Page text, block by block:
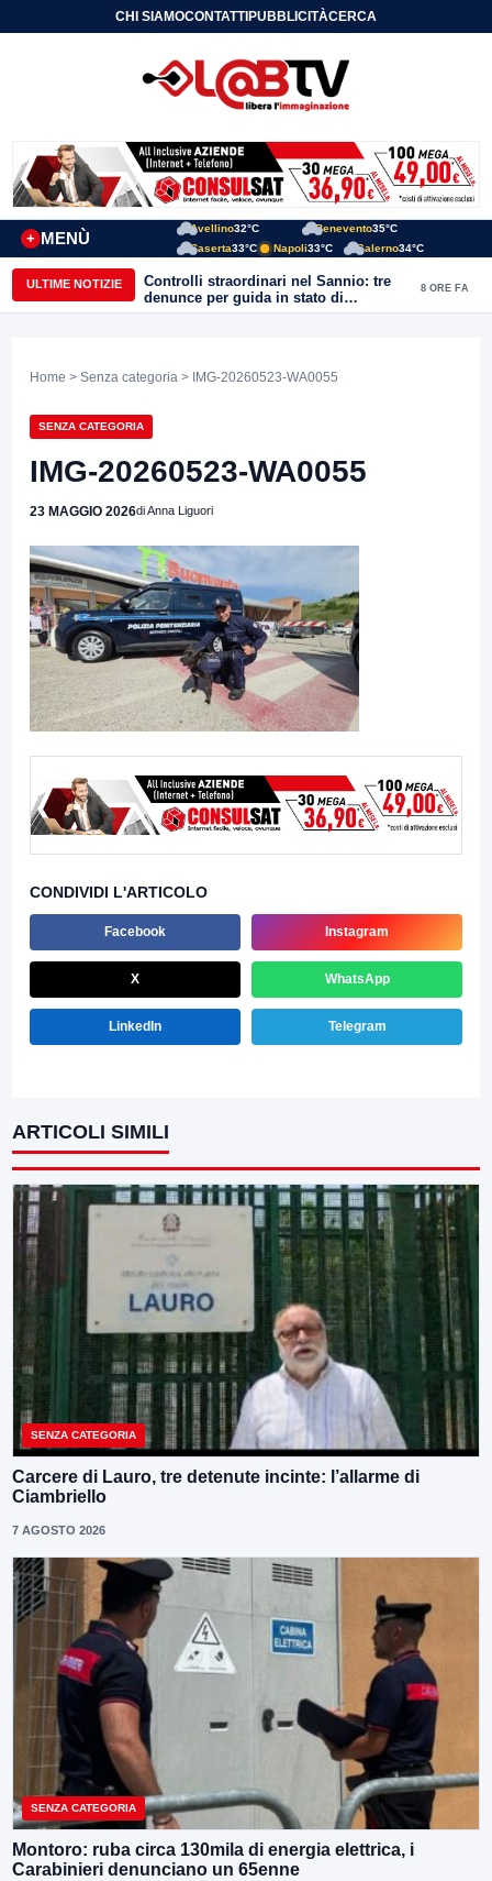
CHI SIAMOCONTATTIPUBBLICITÀCERCA
MENÙ
+
Avellino32°C Benevento35°C
Caserta33°C Napoli33°C Salerno34°C
ULTIME NOTIZIE
Controlli straordinari nel Sannio: tre
denunce per guida in stato di
ebbrezza, un arresto e 1.500 kg di
8 ORE FA
Home > Senza categoria > IMG-20260523-WA0055
SENZA CATEGORIA
IMG-20260523-WA0055
23 MAGGIO 2026di Anna Liguori
CONDIVIDI L'ARTICOLO
Facebook Instagram
X WhatsApp
LinkedIn Telegram
ARTICOLI SIMILI
SENZA CATEGORIA
Carcere di Lauro, tre detenute incinte: l’allarme di
Ciambriello
7 AGOSTO 2026
SENZA CATEGORIA
Montoro: ruba circa 130mila di energia elettrica, i
Carabinieri denunciano un 65enne